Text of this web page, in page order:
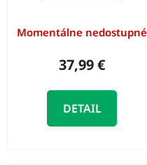
Momentálne nedostupné
37,99 €
DETAIL